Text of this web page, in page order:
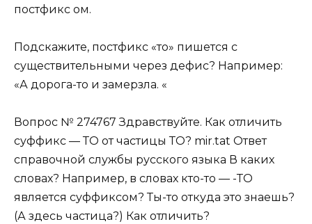
постфикс ом.
Подскажите, постфикс «то» пишется с
существительными через дефис? Например:
«А дорога-то и замерзла. «
Вопрос № 274767 Здравствуйте. Как отличить
суффикс — ТО от частицы ТО? mir.tat Ответ
справочной службы русского языка В каких
словах? Например, в словах кто-то — -ТО
является суффиксом? Ты-то откуда это знаешь?
(А здесь частица?) Как отличить?